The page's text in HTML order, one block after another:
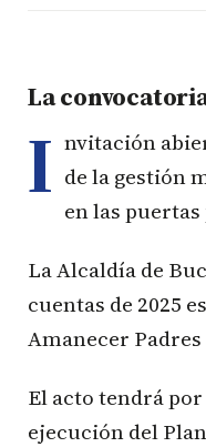
La
I nvitación
de la gestión
en las
La Alcaldía de
cuentas de 2025
Amanecer Padres
El acto tendrá
ejecución del